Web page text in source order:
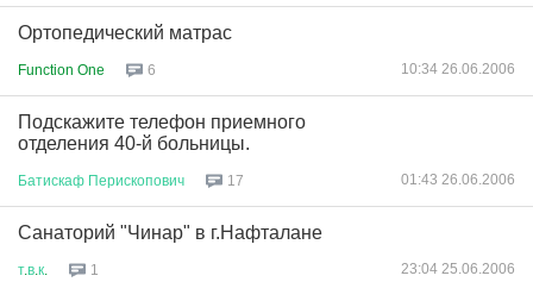
Ортопедический матрас
Function One 6 10:34 26.06.2006
Подскажите телефон приемного
отделения 40-й больницы.
Батискаф Перископович 17 01:43 26.06.2006
Санаторий "Чинар" в г.Нафталане
т.в к 1 23:04 25.06.2006